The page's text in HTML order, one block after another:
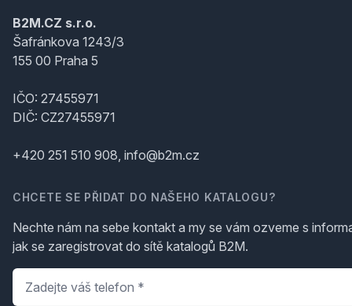
B2M.CZ s.r.o.
Šafránkova 1243/3
155 00 Praha 5
IČO: 27455971
DIČ: CZ27455971
+420 251 510 908, info@b2m.cz
CHCETE SE PŘIDAT DO NAŠEHO KATALOGU?
Nechte nám na sebe kontakt a my se vám ozveme s
jak se zaregistrovat do sítě katalogů B2M.
Telefon